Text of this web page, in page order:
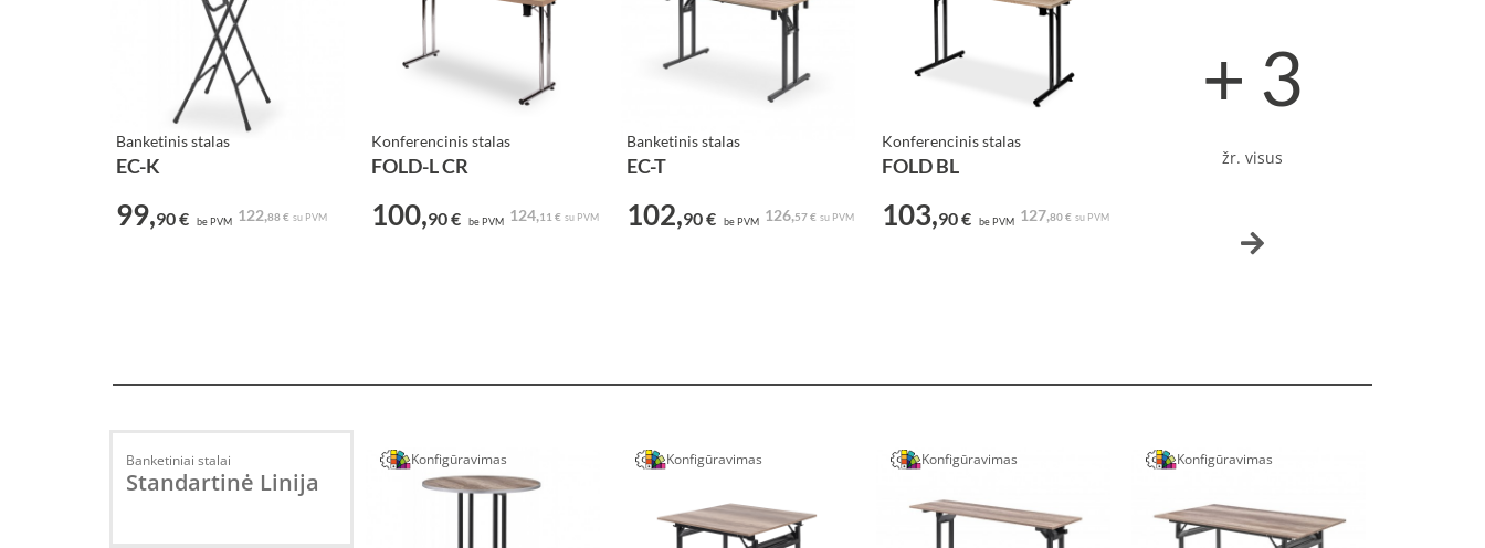
Banketinis stalas
EC-K
99,90 € be PVM 122,88 € su PVM
Konferencinis stalas
FOLD-L CR
100,90 € be PVM 124,11 € su PVM
Banketinis stalas
EC-T
102,90 € be PVM 126,57 € su PVM
Konferencinis stalas
FOLD BL
103,90 € be PVM 127,80 € su PVM
+ 3
žr. visus
Banketiniai stalai
Standartinė Linija
Konfigūravimas Konfigūravimas Konfigūravimas Konfigūravimas